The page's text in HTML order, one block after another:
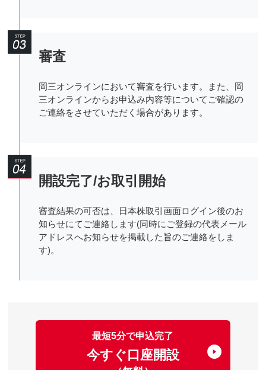
審査
岡三オンラインにおいて審査を行います。また、岡
三オンラインからお申込み内容等についてご確認の
ご連絡をさせていただく場合があります。
開設完了/お取引開始
審査結果の可否は、日本株取引画面ログイン後のお
知らせにてご連絡します(同時にご登録の代表メール
アドレスへお知らせを掲載した旨のご連絡をしま
す)。
最短5分で申込完了
今すぐ口座開設